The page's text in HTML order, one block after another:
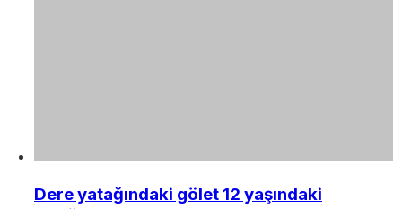
Dere yatağındaki gölet 12 yaşındaki